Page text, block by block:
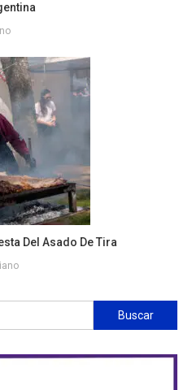
Del Asado De Tira
Buscar: